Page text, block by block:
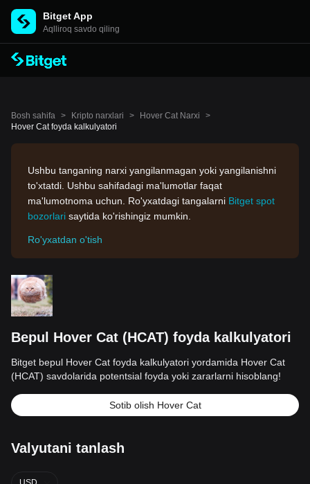
Bitget App
Aqlliroq savdo qiling
Bosh sahifa > Kripto narxlari > Hover Cat Narxi
>
Hover Cat foyda kalkulyatori
Ushbu tanganing narxi yangilanmagan yoki yangilanishni
to'xtatdi. Ushbu sahifadagi ma'lumotlar faqat
ma'lumotnoma uchun. Ro'yxatdagi tangalarni Bitget spot
bozorlari saytida ko'rishingiz mumkin.
Ro'yxatdan o'tish
Bepul Hover Cat (HCAT) foyda kalkulyatori
Bitget bepul Hover Cat foyda kalkulyatori yordamida Hover Cat
(HCAT) savdolarida potentsial foyda yoki zararlarni hisoblang!
Sotib olish Hover Cat
Valyutani tanlash